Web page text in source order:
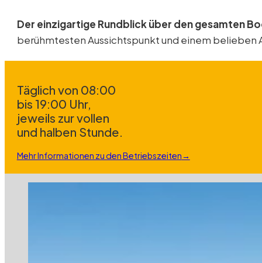
Der einzigartige Rundblick über den gesamten
berühmtesten Aussichtspunkt und einem belieben
täglich von 08:00
bis 19:00 Uhr,
jeweils zur vollen
und halben Stunde.
Mehr Informationen zu den Betriebszeiten